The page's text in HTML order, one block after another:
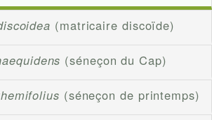
(matricaire discoïde)
(séneçon du Cap)
(séneçon de printemps)